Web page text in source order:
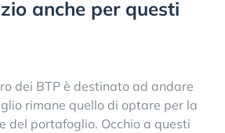
anche per questi
dei BTP è destinato ad andare
rimane quello di optare per la
del portafoglio. Occhio a questi